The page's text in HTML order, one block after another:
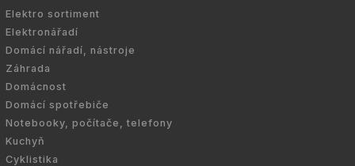
Elektro sortiment
Elektronářadí
Domácí nářadí, nástroje
Záhrada
Domácnost
Domácí spotřebiče
Notebooky, počítače, telefony
Kuchyň
Cyklistika